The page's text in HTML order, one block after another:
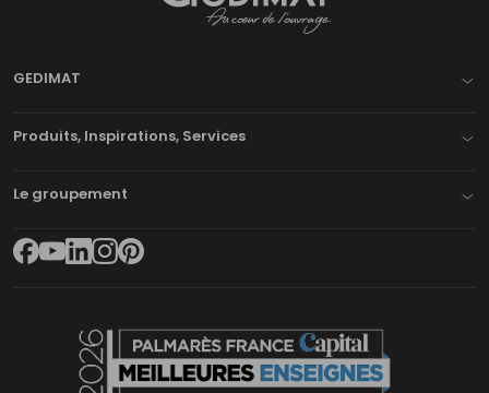
GEDIMAT
Produits, Inspirations, Services
Le groupement